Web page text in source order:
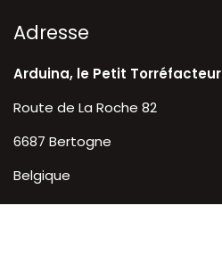
A​dresse
Arduina, le Petit Torréfacteur
Route de La Roche 82
6687 Bertogne
Belgique